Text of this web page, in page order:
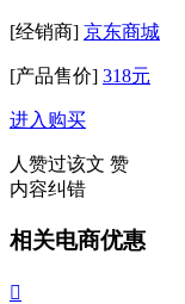
[经销商] 京东商城
[产品售价] 318元
进入购买
人赞过该文 赞
内容纠错
相关电商优惠
